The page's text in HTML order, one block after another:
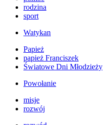
rodzina
sport
Watykan
Papież
papież Franciszek
Światowe Dni Młodzieży
Powołanie
misje
rozwój